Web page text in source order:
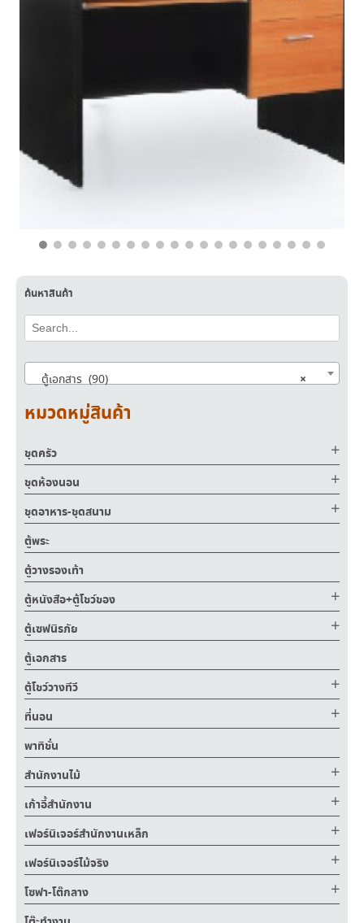
ค้นหาสินค้า
×
ตู้เอกสาร (90)
หมวดหมู่สินค้า
ชุดครัว
ชุดห้องนอน
ชุดอาหาร-ชุดสนาม
ตู้พระ
ตู้วางรองเท้า
ตู้หนังสือ+ตู้โชว์ของ
ตู้เซฟนิรภัย
ตู้เอกสาร
ตู้โชว์วางทีวี
ที่นอน
พาทิชั่น
สำนักงานไม้
เก้าอี้สำนักงาน
เฟอร์นิเจอร์สำนักงานเหล็ก
เฟอร์นิเจอร์ไม้จริง
โซฟา-โต๊กลาง